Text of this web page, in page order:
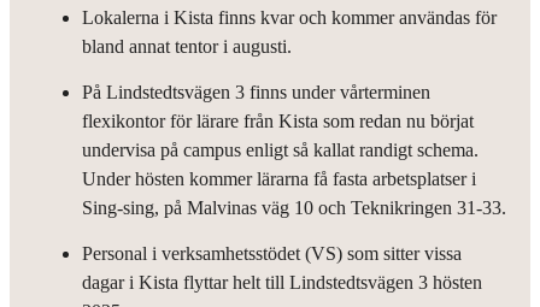
Lokalerna i Kista finns kvar och kommer användas för
bland annat tentor i augusti.
På Lindstedtsvägen 3 finns under vårterminen
flexikontor för lärare från Kista som redan nu börjat
undervisa på campus enligt så kallat randigt schema.
Under hösten kommer lärarna få fasta arbetsplatser i
Sing-sing, på Malvinas väg 10 och Teknikringen 31-33.
Personal i verksamhetsstödet (VS) som sitter vissa
dagar i Kista flyttar helt till Lindstedtsvägen 3 hösten